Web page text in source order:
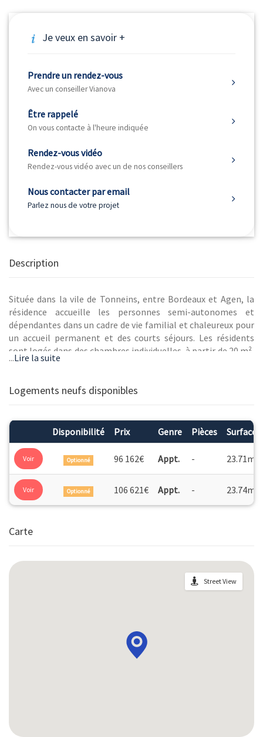
Je veux en savoir +
Prendre un rendez-vous
Avec un conseiller Vianova
Être rappelé
On vous contacte à l'heure indiquée
Rendez-vous vidéo
Rendez-vous vidéo avec un de nos conseillers
Nous contacter par email
Parlez nous de votre projet
Description
Située dans la vile de Tonneins, entre Bordeaux et Agen, la
résidence accueille les personnes semi-autonomes et
dépendantes dans un cadre de vie familial et chaleureux pour
un accueil permanent et des courts séjours. Les résidents
sont logés dans des chambres individuelles, à partir de 20 m²,
pensées pour offrir confort, intimité et sécurité. La résidence
qui permettent de favoriser le lien social et les échanges
jardin arboré, terrasse... L'établissement bénéficie d'un
emplacement idéal à proximité de nombreuses structures
médicales notamment le Centre Hospitalier Marmande
Tonneins disposant de nombreux services de santé donc un
service d'urgence, un service gériatrique et un SSR.
...Lire la suite
Logements neufs disponibles
Disponibilité Prix Genre Pièces Surface
Voir Optionné 96 162€ Appt. - 23.71m
Voir Optionné 106 621€ Appt. - 23.74m
Carte
Street View